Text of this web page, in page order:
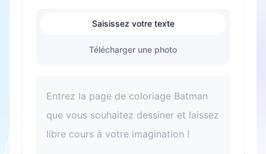
Saisissez votre texte
Télécharger une photo